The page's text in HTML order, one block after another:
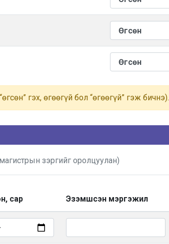
гэх, өгөөгүй бол “өгөөгүй” гэж бичнэ).
зэргийг оролцуулан)
сар Эзэмшсэн мэргэжил